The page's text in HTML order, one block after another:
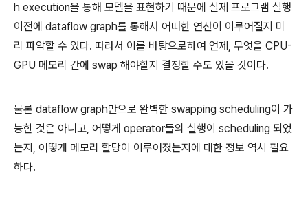
h execution을 통해 모델을 표현하기 때문에 실제 프로그램 실행
이전에 dataflow graph를 통해서 어떠한 연산이 이루어질지 미
리 파악할 수 있다. 따라서 이를 바탕으로하여 언제, 무엇을 CPU-
GPU 메모리 간에 swap 해야할지 결정할 수도 있을 것이다.
물론 dataflow graph만으로 완벽한 swapping scheduling이 가
능한 것은 아니고, 어떻게 operator들의 실행이 scheduling 되었
는지, 어떻게 메모리 할당이 이루어졌는지에 대한 정보 역시 필요
하다.